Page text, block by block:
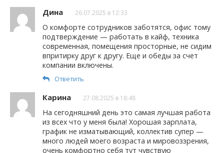
Дина 26.07.2025 в 12:33
О комфорте сотрудников заботятся, офис тому
подтверждение — работать в кайф, техника
современная, помещения просторные, не сидим
впритирку друг к другу. Еще и обеды за счет
компании включены.
Ответить
Карина 27.08.2025 в 18:48
На сегодняшний день это самая лучшая работа
из всех что у меня была! Хорошая зарплата,
график не изматывающий, коллектив супер —
много людей моего возраста и мировоззрения,
очень комфортно себя тут чувствую